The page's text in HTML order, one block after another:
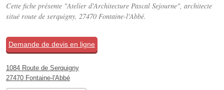
Cette fiche présente "Atelier d'Architecture Pascal Sejourne", architecte
situé route de serquigny, 27470 Fontaine-l'Abbé.
Demande de devis en ligne
1084 Route de Serquigny
27470 Fontaine-l'Abbé